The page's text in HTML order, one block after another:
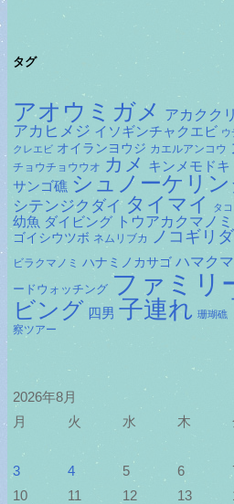
タグ
アオウミガメ アカククリ
アカヒメジ イソギンチャクエビ ウ
クレエビ オイランヨウジ カエルアンコウ
チョウチョウウオ カメ キンメモドキ
サンゴ礁 シュノーケリ
シテンジクダイ タイマイ タコ
幼魚 ダイビング トウアカクマノミ
ゴイシウツボ ネムリブカ ノコギリ
ビラクマノミ ハナミノカサゴ ハマク
ードウォッチング ファミリ
ビング 四男 子連れ 珊瑚礁
察ツアー
2026年8月
月
火 水 木
3
4 5 6
10
11 12 13